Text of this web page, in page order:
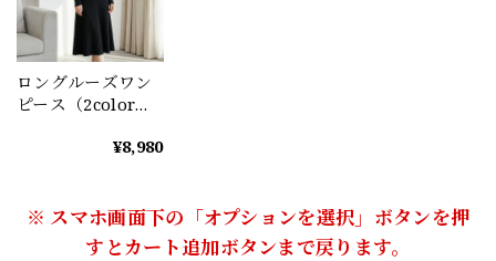
ロングルーズワン
ピース（2color）
¥8,980
※ スマホ画面下の「オプションを選択」ボタンを押
すとカート追加ボタンまで戻ります。